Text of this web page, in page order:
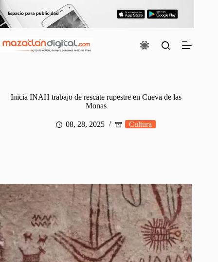
Saltar
al
contenido
Inicia INAH trabajo de rescate rupestre en Cueva de las
Monas
08, 28, 2025 Cultura